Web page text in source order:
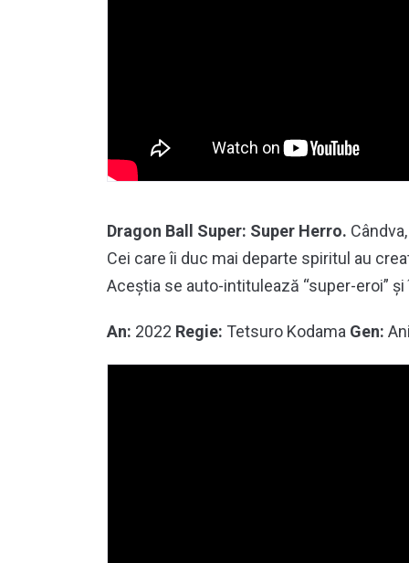
Dragon Ball Super: Super Herro.
Cei care îi duc mai departe spiritul au
Aceștia se auto-intitulează “super-eroi”
An: 2022 Regie: Tetsuro Kodama Gen: